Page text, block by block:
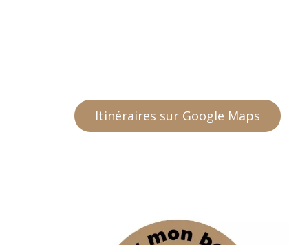
Itinéraires sur Google Maps